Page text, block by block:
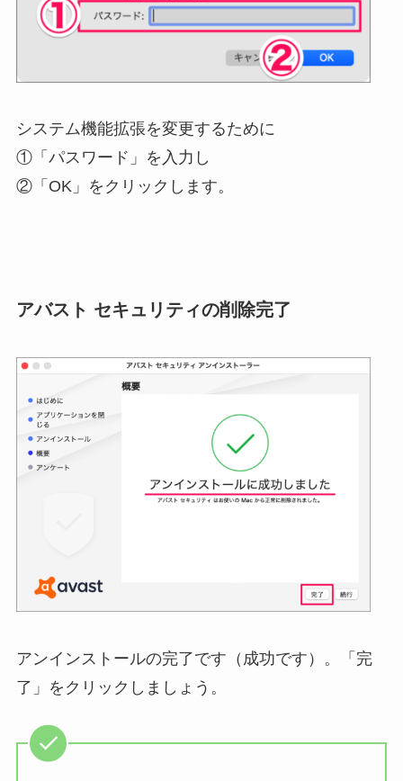
システム機能拡張を変更するために
①「パスワード」を入力し
②「OK」をクリックします。
アバスト セキュリティの削除完了
アンインストールの完了です（成功です）。「完
了」をクリックしましょう。